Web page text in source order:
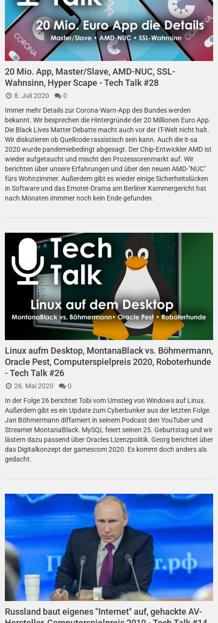
20 Mio. App, Master/Slave, AMD-NUC, SSL-
Wahnsinn, Hyper Scape - Tech Talk #28
8. Juli 2020
0
Immer mehr Details zur Corona-Warn-App des Bundes werden
bekannt. Wir besprechen die Hintergründe der 20 Millionen Euro App.
Die Black Lives Matter Debatte macht auch vor der IT-Welt nicht halt.
Wir diskutieren ob Quellcode rassistisch sein kann. Auch die it-sa
2020 wurde pandemiebedingt abgesagt. Der Chip-Entwickler AMD ist
wieder aufgetaucht und mischt den Prozessorenmarkt auf. Wir
berichten über unsere Erfahrungen und über den neuen AMD-"NUC"
fürs Wohnzimmer. Außerdem gibt es wieder einige Sicherheitslücken
in Software und das Emotet-Drama am Berliner Kammergericht hat
nach Monaten immmer noch kein Ende gefunden.
Linux aufm Desktop, MontanaBlack vs. Böhmermann,
Oracle Pest, Computerspielpreis 2020, Roboterhunde
- Tech Talk #26
26. Mai 2020
0
In der Folge 26 berichtet Tobi vom Umstieg von Windows auf Linux.
Außerdem gibt es ein Update zum Cyberbunker aus der letzten Folge.
Jan Böhmermann dif­fa­mie­rt in seinem Podcast den YouTuber und
Streamer MontanaBlack. MySQL feiert seinen 25. Geburtstag und wir
lästern dazu passend über Oracles Lizenzpolitik. Georg berichtet über
das Digitalkonzept der gamescom 2020. Es kommt doch anders als
gedacht.
Russland baut eigenes "Internet" auf, gehackte AV-